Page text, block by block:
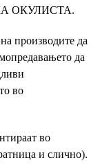
ОКУЛИСТА.
производите да
да
во
во
и слично).